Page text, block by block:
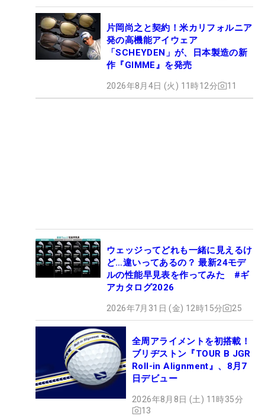
片岡尚之と契約！米カリフォルニア
発の高機能アイウェア
「SCHEYDEN」が、日本製造の新
作『GIMME』を発売
2026年8月4日 (火) 11時12分 11
ウェッジってどれも一緒に見えるけ
ど…違いってあるの？ 最新24モデ
ルの性能早見表を作ってみた #ギ
アカタログ2026
2026年7月31日 (金) 12時15分 25
全周アライメントを初搭載！
ブリヂストン『TOUR B JGR
Roll-in Alignment』、8月7
日デビュー
2026年8月8日 (土) 11時35分
13